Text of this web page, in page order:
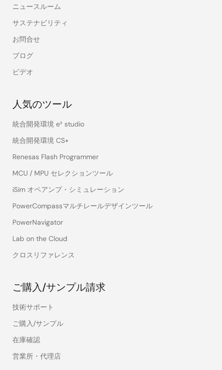
ニュースルーム
サステナビリティ
お問合せ
ブログ
ビデオ
人気のツール
統合開発環境 e² studio
統合開発環境 CS+
Renesas Flash Programmer
MCU / MPU セレクションツール
iSim オペアンプ・シミュレーション
PowerCompassマルチレールデザインツール
PowerNavigator
Lab on the Cloud
クロスリファレンス
ご購入/サンプル請求
技術サポート
ご購入/サンプル
在庫確認
営業所・代理店